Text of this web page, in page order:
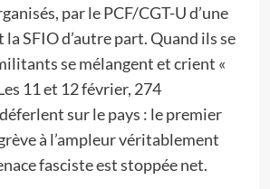
par le PCF/CGT-U d’une
la SFIO d’autre part. Quand ils se
se mélangent et crient «
11 et 12 février, 274
sur le pays : le premier
à l’ampleur véritablement
fasciste est stoppée net.